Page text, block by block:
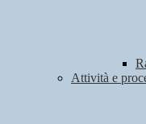
Attività e